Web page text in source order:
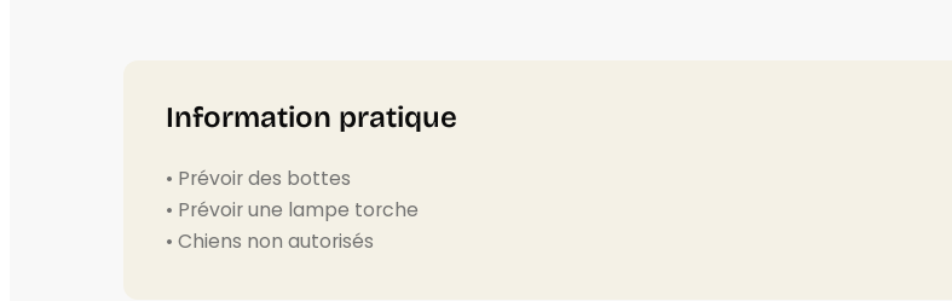
Information pratique
• Prévoir des bottes
• Prévoir une lampe torche
• Chiens non autorisés